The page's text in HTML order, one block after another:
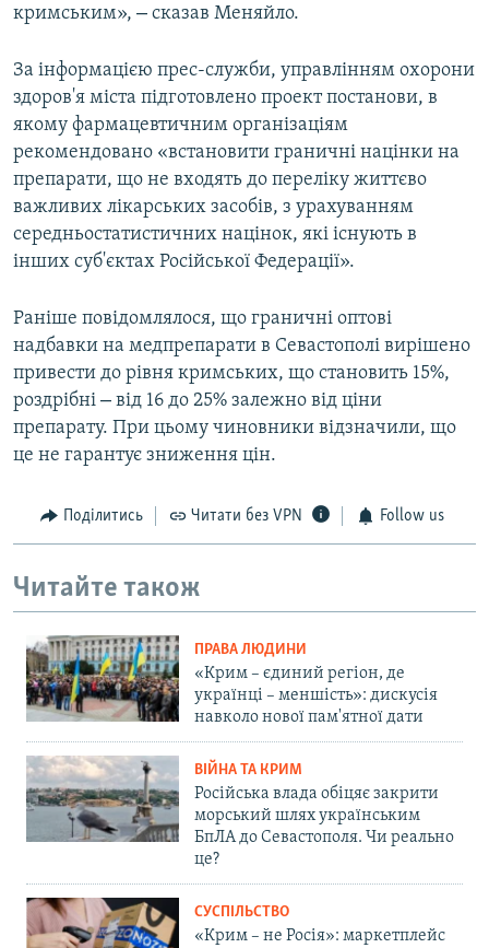
кримським», – сказав Меняйло.
За інформацією прес-служби, управлінням охорони
здоров'я міста підготовлено проект постанови, в
якому фармацевтичним організаціям
рекомендовано «встановити граничні націнки на
препарати, що не входять до переліку життєво
важливих лікарських засобів, з урахуванням
середньостатистичних націнок, які існують в
інших суб'єктах Російської Федерації».
Раніше повідомлялося, що граничні оптові
надбавки на медпрепарати в Севастополі вирішено
привести до рівня кримських, що становить 15%,
роздрібні – від 16 до 25% залежно від ціни
препарату. При цьому чиновники відзначили, що
це не гарантує зниження цін.
Поділитись Читати без VPN Follow us
Читайте також
ПРАВА ЛЮДИНИ
«Крим – єдиний регіон, де
українці – меншість»: дискусія
навколо нової пам'ятної дати
ВІЙНА ТА КРИМ
Російська влада обіцяє закрити
морський шлях українським
БпЛА до Севастополя. Чи реально
це?
СУСПІЛЬСТВО
«Крим – не Росія»: маркетплейс